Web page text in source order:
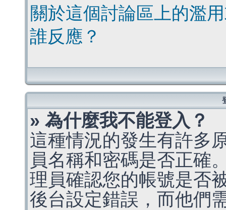
關於這個討論區上的濫
誰反應？
» 為什麼我不能登入？
這種情況的發生有許多
員名稱和密碼是否正確
理員確認您的帳號是否
後台設定錯誤，而他們